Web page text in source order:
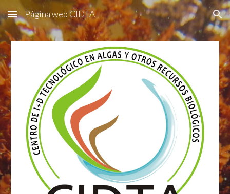
Skip to main content Skip to navigation
Página web CIDTA